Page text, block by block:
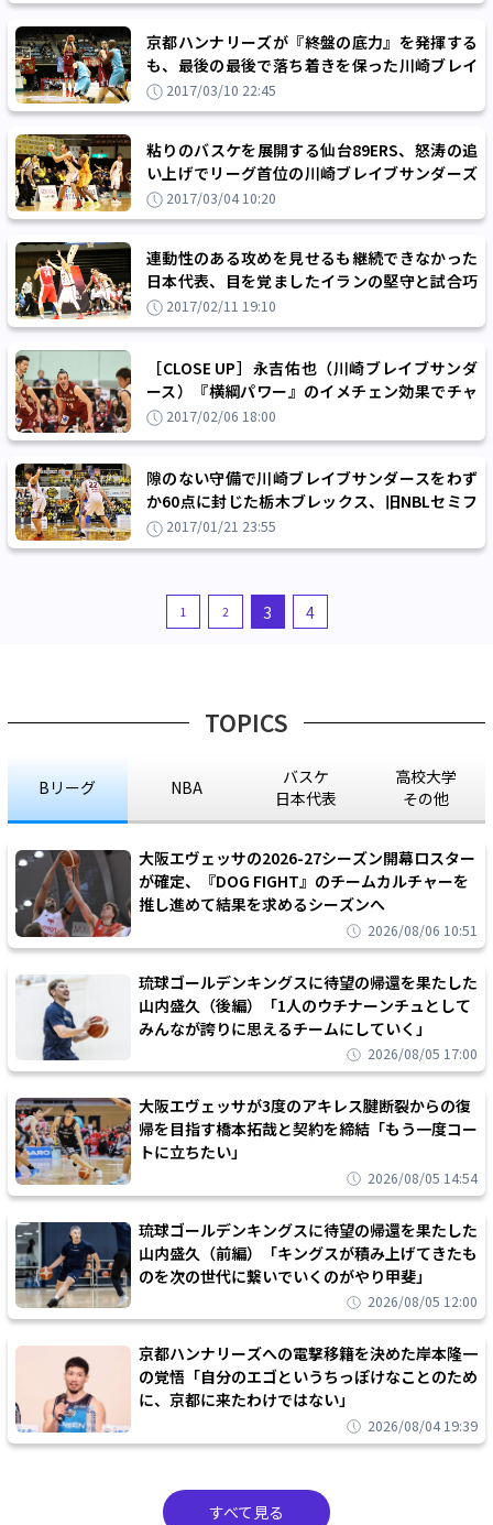
京都ハンナリーズが『終盤の底力』を発揮する
も、最後の最後で落ち着きを保った川崎ブレイ
ブサンダースが逃げ切り5連勝
2017/03/10 22:45
粘りのバスケを展開する仙台89ERS、怒涛の追
い上げでリーグ首位の川崎ブレイブサンダーズ
を追い詰めるも、延長で力尽きる
2017/03/04 10:20
連動性のある攻めを見せるも継続できなかった
日本代表、目を覚ましたイランの堅守と試合巧
者ぶりに屈して接戦を落とす
2017/02/11 19:10
［CLOSE UP］永吉佑也（川崎ブレイブサンダ
ース）『横綱パワー』のイメチェン効果でチャ
ンス到来!?
2017/02/06 18:00
隙のない守備で川崎ブレイブサンダースをわず
か60点に封じた栃木ブレックス、旧NBLセミフ
ァイナルのリベンジに成功
2017/01/21 23:55
1 2 3 4
TOPICS
Bリーグ NBA
バスケ
日本代表
高校大学
その他
大阪エヴェッサの2026-27シーズン開幕ロスター
が確定、『DOG FIGHT』のチームカルチャーを
推し進めて結果を求めるシーズンへ
2026/08/06 10:51
琉球ゴールデンキングスに待望の帰還を果たした
山内盛久（後編）「1人のウチナーンチュとして
みんなが誇りに思えるチームにしていく」
2026/08/05 17:00
大阪エヴェッサが3度のアキレス腱断裂からの復
帰を目指す橋本拓哉と契約を締結「もう一度コー
トに立ちたい」
2026/08/05 14:54
琉球ゴールデンキングスに待望の帰還を果たした
山内盛久（前編）「キングスが積み上げてきたも
のを次の世代に繋いでいくのがやり甲斐」
2026/08/05 12:00
京都ハンナリーズへの電撃移籍を決めた岸本隆一
の覚悟「自分のエゴというちっぽけなことのため
に、京都に来たわけではない」
2026/08/04 19:39
すべて見る